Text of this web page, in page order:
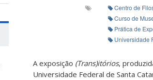
Centro de
Curso de
Prática de
Universidade
A exposição (Trans)itórios,
Universidade Federal de Santa